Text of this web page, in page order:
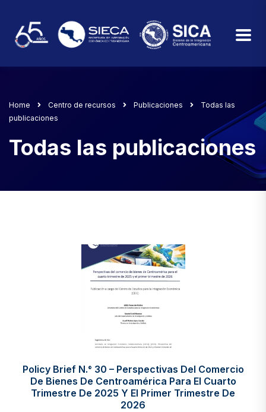
Home Centro de recursos Publicaciones
Todas las
publicaciones
Todas las publicaciones
Policy Brief N.° 30 – Perspectivas Del Comercio
De Bienes De Centroamérica Para El Cuarto
Trimestre De 2025 Y El Primer Trimestre De
2026